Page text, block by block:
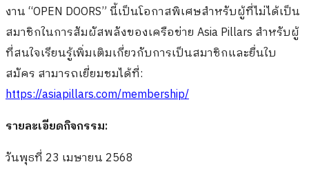
งาน “OPEN DOORS” นี้เป็นโอกาสพิเศษสำหรับผู้ที่ไม่ได้เป็น
สมาชิกในการสัมผัสพลังของเครือข่าย Asia Pillars สำหรับผู้
ที่สนใจเรียนรู้เพิ่มเติมเกี่ยวกับการเป็นสมาชิกและยื่นใบ
สมัคร สามารถเยี่ยมชมได้ที่:
https://asiapillars.com/membership/
รายละเอียดกิจกรรม:
วันพุธที่ 23 เมษายน 2568